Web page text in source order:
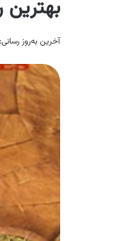
آخرین به‌روز رسانی: ۱۶ , فروردین ۱۳۹۳